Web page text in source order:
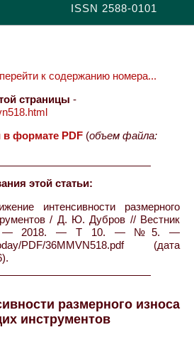
ISSN 2588-0101
перейти к содержанию номера...
страницы -
в формате PDF (объем файла:
этой статьи:
интенсивности размерного
/ Д. Ю. Дубров // Вестник
— 2018. — Т 10. — №5. —
PDF/36MMVN518.pdf (дата
размерного износа
инструментов